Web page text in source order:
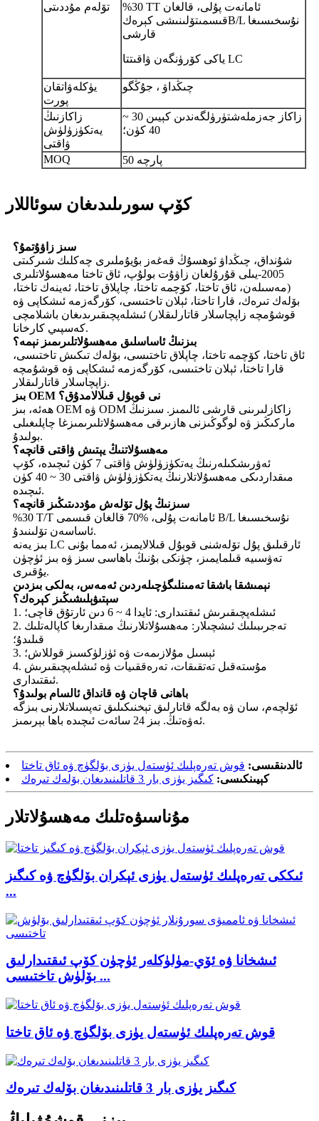
تۆلەم مۇددىتى
%30 TT ئامانەت پۇلى، قالغان
قىسمىتۆلىنىشى كېرەك
B/L نۇسخىسىغا
قارشى
ياكى كۆرۈنگەن ۋاقىتتا LC
يۈكلەۋاتقان
پورت
چىڭداۋ ، جۇڭگو
زاكازنىڭ
يەتكۈزۈلۈش
ۋاقتى
زاكاز جەزملەشتۈرۈلگەندىن كېيىن 30 ~
40 كۈن؛
MOQ 50 پارچە
كۆپ سورىلىدىغان سوئاللار
سىز زاۋۇتمۇ؟
شۇنداق، چىڭداۋ ئوھسۇڭ قەغەز بۇيۇملىرى چەكلىك شىركىتى
2005-يىلى قۇرۇلغان زاۋۇت بولۇپ، ئاق تاختا مەھسۇلاتلىرى
(مەسىلەن، ئاق تاختا، كۆچمە تاختا، چاپلاق تاختا، ئەينەك تاختا،
بۆلەك تىرەك، قارا تاختا، ئېلان تاختىسى، كۆرگەزمە ئىشكاپى ۋە
قوشۇمچە زاپچاسلار قاتارلىقلار) ئىشلەپچىقىرىدىغان باشلامچى
كەسپىي كارخانا.
بىزنىڭ ئاساسلىق مەھسۇلاتلىرىمىز نېمە؟
ئاق تاختا، كۆچمە تاختا، چاپلاق تاختىسى، بۆلەك تىكىش تاختىسى،
قارا تاختا، ئېلان تاختىسى، كۆرگەزمە ئىشكاپى ۋە قوشۇمچە
زاپچاسلار قاتارلىقلار.
بىز OEM نى قوبۇل قىلالامدۇق؟
ھەئە، بىز OEM ۋە ODM زاكازلىرىنى قارشى ئالىمىز. سىزنىڭ
ماركىڭىز ۋە لوگوڭىزنى ھازىرقى مەھسۇلاتلىرىمىزغا چاپلىغىلى
بولىدۇ.
مەھسۇلاتنىڭ يېتىش ۋاقتى قانچە؟
ئەۋرىشكىلەرنىڭ يەتكۈزۈلۈش ۋاقتى 7 كۈن ئىچىدە، كۆپ
مىقداردىكى مەھسۇلاتلارنىڭ يەتكۈزۈلۈش ۋاقتى 30 ~ 40 كۈن
ئىچىدە.
سىزنىڭ پۇل تۆلەش مۇددىتىڭىز قانچە؟
%30 T/T ئامانەت پۇلى، %70 قالغان قىسمى B/L نۇسخىسىغا
ئاساسەن تۆلىنىدۇ.
بىز يەنە LC ئارقىلىق پۇل تۆلەشنى قوبۇل قىلالايمىز، ئەمما بۇنى
تەۋسىيە قىلمايمىز، چۈنكى بۇنىڭ باھاسى سىز ۋە بىز ئۈچۈن
يۇقىرى.
نېمىشقا باشقا تەمىنلىگۈچىلەردىن ئەمەس، بەلكى بىزدىن
سېتىۋېلىشىڭىز كېرەك؟
1. ئىشلەپچىقىرىش ئىقتىدارى: ئايدا 4 ~ 6 دىن ئارتۇق قاچى؛
2. تەجرىبىلىك ئىشچىلار: مەھسۇلاتلارنىڭ مىقدارىغا كاپالەتلىك
قىلىدۇ؛
3. ئېسىل مۇلازىمەت ۋە ئۈزلۈكسىز قوللاش؛
4. مۇستەقىل تەتقىقات، تەرەققىيات ۋە ئىشلەپچىقىرىش
ئىقتىدارى.
باھانى قاچان ۋە قانداق ئالسام بولىدۇ؟
ئۆلچەم، سان ۋە بەلگە قاتارلىق تېخنىكىلىق تەپسىلاتلارنى بىزگە
ئەۋەتىڭ. بىز 24 سائەت ئىچىدە باھا بېرىمىز.
ئالدىنقىسى: قوش تەرەپلىك ئۈستەل يۈزى بۆلگۈچ ۋە ئاق تاختا
كېيىنكىسى: كىگىز يۈزى بار 3 قاتلىنىدىغان بۆلەك تىرەك
مۇناسىۋەتلىك مەھسۇلاتلار
ئىككى تەرەپلىك ئۈستەل يۈزى ئېكران بۆلگۈچ ۋە كىگىز
...
ئىشخانا ۋە ئۆي-مۈلۈكلەر ئۈچۈن كۆپ ئىقتىدارلىق
بۆلۈش تاختىسى ...
قوش تەرەپلىك ئۈستەل يۈزى بۆلگۈچ ۋە ئاق تاختا
كىگىز يۈزى بار 3 قاتلىنىدىغان بۆلەك تىرەك